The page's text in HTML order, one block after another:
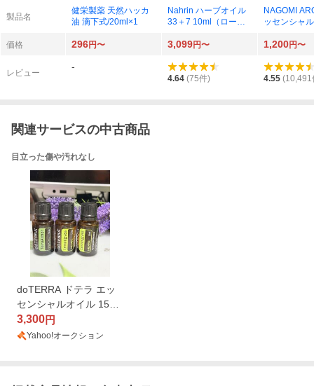
製品名
健栄製薬 天然ハッカ
油 滴下式/20ml×1
Nahrin ハーブオイル
33＋7 10ml（ロール
NAGOMI
ッセンシャ
セット
価格 296円〜 3,099円〜 1,200円〜
レビュー
-
4.64 (75件) 4.55 (10,491
関連サービスの中古商品
目立った傷や汚れなし
doTERRA ドテラ エッ
センシャルオイル 15ml
3本セット テラアーマー
レモングラス◆虫除け
3,300円
Yahoo!オークション